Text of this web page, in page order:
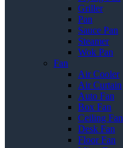
Griller
Pan
Sauce Pan
Steamer
Wok Pan
Fan
Air Cooler
Air Curtain
Auto Fan
Box Fan
Ceiling Fan
Desk Fan
Floor Fan